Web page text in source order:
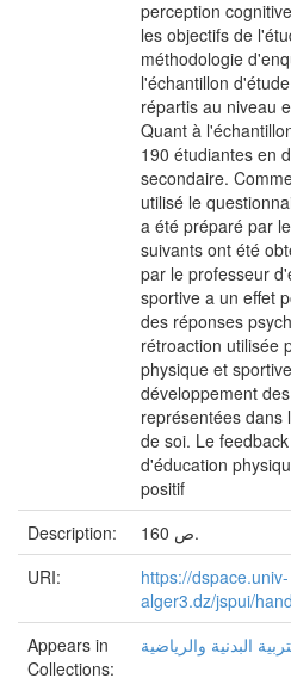
perception
les objectifs de
méthodologie
l'échantillon
répartis au niveau
Quant à
190 étudiantes en
secondaire.
utilisé le
a été préparé par
suivants ont été
par le professeur
sportive a un effet
des réponses
rétroaction utilisée
physique et
développement
représentées dans
de soi. Le
d'éducation
positif
Description:
160 ص.
URI:
https://dspace.univ-
alger3.dz/jspui/
Appears in
Collections:
البدنية والرياضية